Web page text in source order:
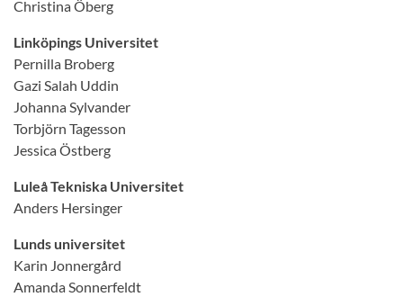
Christina Öberg
Linköpings Universitet
Pernilla Broberg
Gazi Salah Uddin
Johanna Sylvander
Torbjörn Tagesson
Jessica Östberg
Luleå Tekniska Universitet
Anders Hersinger
Lunds universitet
Karin Jonnergård
Amanda Sonnerfeldt